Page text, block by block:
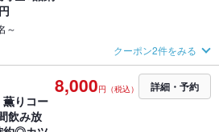
～
クーポン2件をみる
薫りコー
飲み放
8,000円（税込） 詳細・予約